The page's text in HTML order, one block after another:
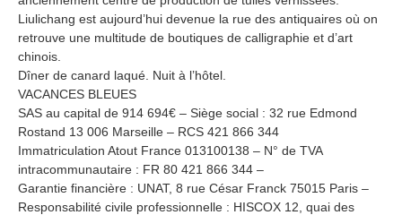
Liulichang est aujourd’hui devenue la rue des antiquaires où on
retrouve une multitude de boutiques de calligraphie et d’art
chinois.
Dîner de canard laqué. Nuit à l’hôtel.
VACANCES BLEUES
SAS au capital de 914 694€ – Siège social : 32 rue Edmond
Rostand 13 006 Marseille – RCS 421 866 344
Immatriculation Atout France 013100138 – N° de TVA
intracommunautaire : FR 80 421 866 344 –
Garantie financière : UNAT, 8 rue César Franck 75015 Paris –
Responsabilité civile professionnelle : HISCOX 12, quai des